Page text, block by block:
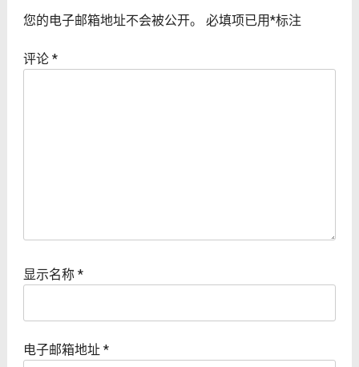
您的电子邮箱地址不会被公开。 必填项已用*标注
评论 *
显示名称 *
电子邮箱地址 *